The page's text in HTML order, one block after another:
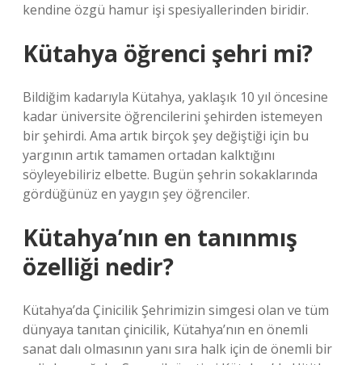
kendine özgü hamur işi spesiyallerinden biridir.
Kütahya öğrenci şehri mi?
Bildiğim kadarıyla Kütahya, yaklaşık 10 yıl öncesine
kadar üniversite öğrencilerini şehirden istemeyen
bir şehirdi. Ama artık birçok şey değiştiği için bu
yargının artık tamamen ortadan kalktığını
söyleyebiliriz elbette. Bugün şehrin sokaklarında
gördüğünüz en yaygın şey öğrenciler.
Kütahya’nın en tanınmış
özelliği nedir?
Kütahya’da Çinicilik Şehrimizin simgesi olan ve tüm
dünyaya tanıtan çinicilik, Kütahya’nın en önemli
sanat dalı olmasının yanı sıra halk için de önemli bir